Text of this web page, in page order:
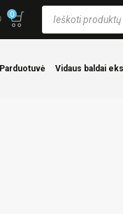
0
Products
search
Vidaus baldai